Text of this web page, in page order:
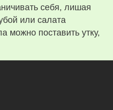
себя, лишая
или салата
можно поставить утку,